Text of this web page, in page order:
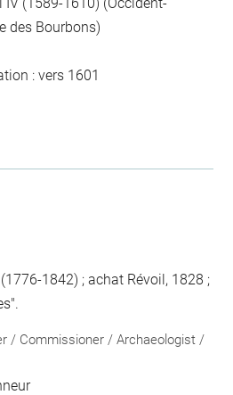
des Bourbons)
: vers 1601
1842) ; achat Révoil, 1828 ;
/ Commissioner / Archaeologist /